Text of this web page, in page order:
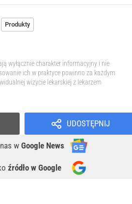
Produkty
wyłącznie charakter informacyjny i nie
ich w praktyce powinno za każdym
wizycie lekarskiej z lekarzem
UDOSTĘPNIJ
w Google News
źródło w Google